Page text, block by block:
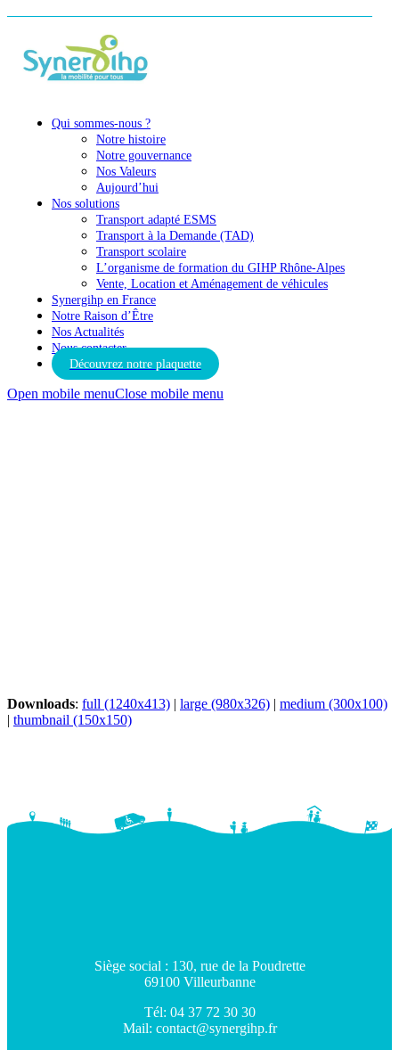
Qui sommes-nous ?
Notre histoire
Notre gouvernance
Nos Valeurs
Aujourd’hui
Nos solutions
Transport adapté ESMS
Transport à la Demande (TAD)
Transport scolaire
L’organisme de formation du GIHP Rhône-Alpes
Vente, Location et Aménagement de véhicules
Synergihp en France
Notre Raison d’Être
Nos Actualités
Nous contacter
Découvrez notre plaquette
Open mobile menuClose mobile menu
Downloads: full (1240x413) | large (980x326) | medium (300x100)
| thumbnail (150x150)
Siège social : 130, rue de la Poudrette
69100 Villeurbanne
Tél: 04 37 72 30 30
Mail: contact@synergihp.fr